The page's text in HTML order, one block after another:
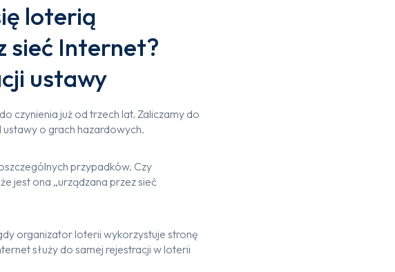
loterią
sieć Internet?
ustawy
czynienia już od trzech lat. Zaliczamy do
ustawy o grach hazardowych.
przypadków. Czy
jest ona „urządzana przez sieć
organizator loterii wykorzystuje stronę
służy do samej rejestracji w loterii